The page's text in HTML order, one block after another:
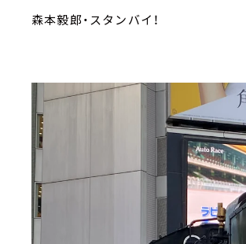
森本毅郎・スタンバイ！